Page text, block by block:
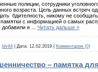
полиции, сотрудники
возраста. Цель данных встреч
бдителность, никому не
с информацией о самых
добавили е
Читать дальше »
ldv84 Дата: 12.02.2019 Комментарии (0)
– памятка